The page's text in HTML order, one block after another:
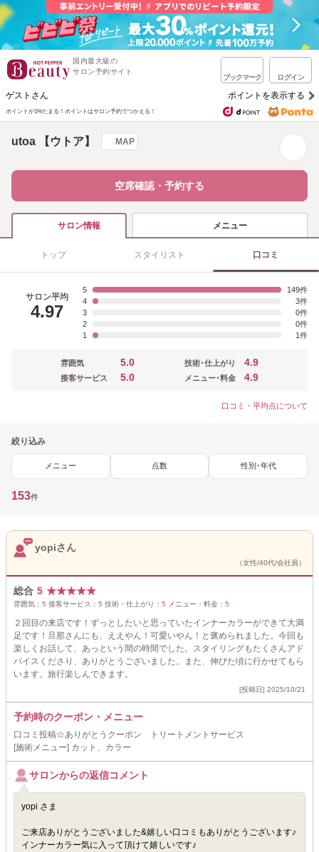
国内最大級の
サロン予約サイト
ブックマーク ログイン
ゲストさん ポイントを表示する
ポイントが1%たまる！ ポイントはサロン予約でつかえる！
utoa 【ウトア】 MAP
空席確認・予約する
サロン情報 メニュー
トップ スタイリスト 口コミ
サロン平均
4.97
5
149
4
3
3
0
2
0
1
1
雰囲気 5.0
接客サービス 5.0
技術･仕上がり 4.9
メニュー･料金 4.9
口コミ・平均点について
絞り込み
メニュー 点数 性別･年代
153件
yopiさん
（女性/40代/会社員）
総合 5 ★★★★★
雰囲気： 5 接客サービス： 5 技術・仕上がり： 5 メニュー・料金： 5
２回目の来店です！ずっとしたいと思っていたインナーカラーができて大満
足です！旦那さんにも、ええやん！可愛いやん！と褒められました。今回も
楽しくお話して、あっという間の時間でした。スタイリングもたくさんアド
バイスくださり、ありがとうございました。また、伸びた頃に行かせてもら
います。旅行楽しんできます。
[投稿日] 2025/10/21
予約時のクーポン・メニュー
口コミ投稿☆ありがとうクーポン トリートメントサービス
[施術メニュー] カット、カラー
サロンからの返信コメント
yopi さま
ご来店ありがとうございました&嬉しい口コミもありがとうございます♪
インナーカラー気に入って頂けて嬉しいです♪